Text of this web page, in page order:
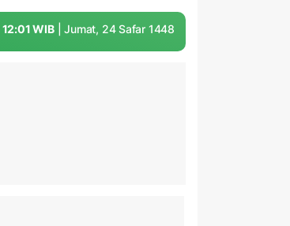
12:01 WIB | Jumat, 24 Safar 1448